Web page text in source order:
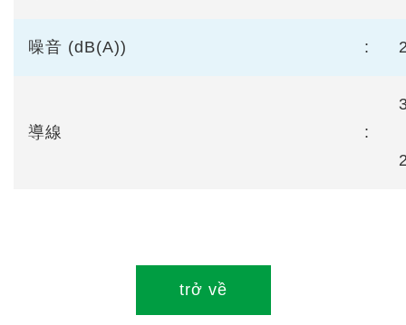
噪音 (dB(A)) :
導線 :
trở về